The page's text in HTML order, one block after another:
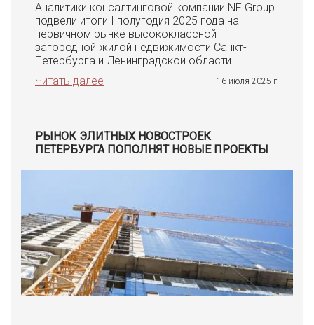
Аналитики консалтинговой компании NF Group
подвели итоги I полугодия 2025 года на
первичном рынке высококлассной
загородной жилой недвижимости Санкт-
Петербурга и Ленинградской области.
Читать далее
16 июля 2025 г.
РЫНОК ЭЛИТНЫХ НОВОСТРОЕК
ПЕТЕРБУРГА ПОПОЛНЯТ НОВЫЕ ПРОЕКТЫ